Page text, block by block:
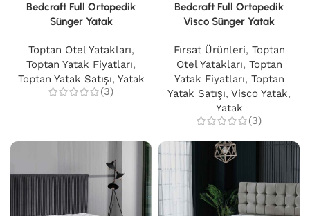
Bedcraft Full Ortopedik
Sünger Yatak
Toptan Otel Yatakları,
Toptan Yatak Fiyatları,
Toptan Yatak Satışı, Yatak
(3)
Bedcraft Full Ortopedik
Visco Sünger Yatak
Fırsat Ürünleri, Toptan
Otel Yatakları, Toptan
Yatak Fiyatları, Toptan
Yatak Satışı, Visco Yatak,
Yatak
(3)